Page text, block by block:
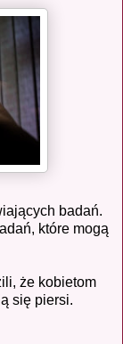
badań.
które mogą
że kobietom
się piersi.